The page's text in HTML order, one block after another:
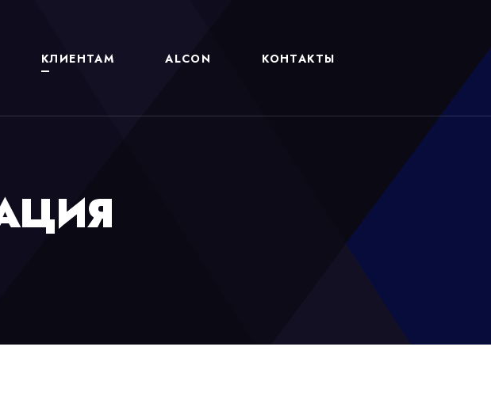
КЛИЕНТАМ ALCON КОНТАКТЫ